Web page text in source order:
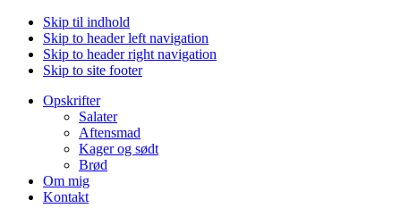
Skip til indhold
Skip to header left navigation
Skip to header right navigation
Skip to site footer
Opskrifter
Salater
Aftensmad
Kager og sødt
Brød
Om mig
Kontakt